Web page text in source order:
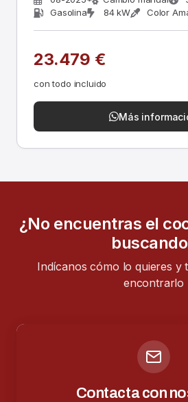
Gasolina
84 kW Color
23.479 €
con todo incluido
Más
¿No encuentras el
Indícanos cómo lo quieres y
encontrarlo
Contacta con